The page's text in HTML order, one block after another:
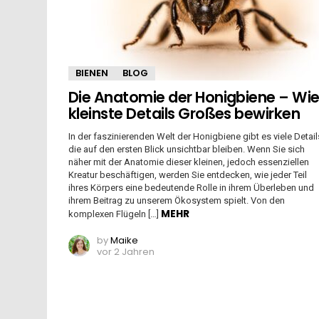
BIENEN BLOG
Die Anatomie der Honigbiene – Wie
kleinste Details Großes bewirken
In der faszinierenden Welt der Honigbiene gibt es viele
die auf den ersten Blick unsichtbar bleiben. Wenn Sie sich
näher mit der Anatomie dieser kleinen, jedoch essenziellen
Kreatur beschäftigen, werden Sie entdecken, wie jeder Teil
ihres Körpers eine bedeutende Rolle in ihrem Überleben und
ihrem Beitrag zu unserem Ökosystem spielt. Von den
komplexen Flügeln […] MEHR
byMaike
vor 2 Jahren